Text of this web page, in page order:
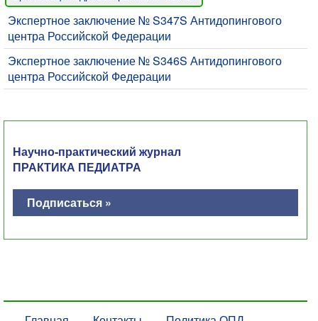
Экспертное заключение № S347S Антидопингового
центра Российской Федерации
Экспертное заключение № S346S Антидопингового
центра Российской Федерации
Научно-практический журнал
ПРАКТИКА ПЕДИАТРА
Подписаться »